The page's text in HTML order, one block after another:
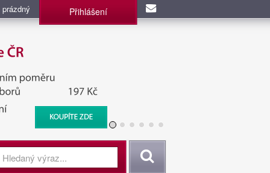
Přihlášení
BIS, Zpravodajské
Vyhledat